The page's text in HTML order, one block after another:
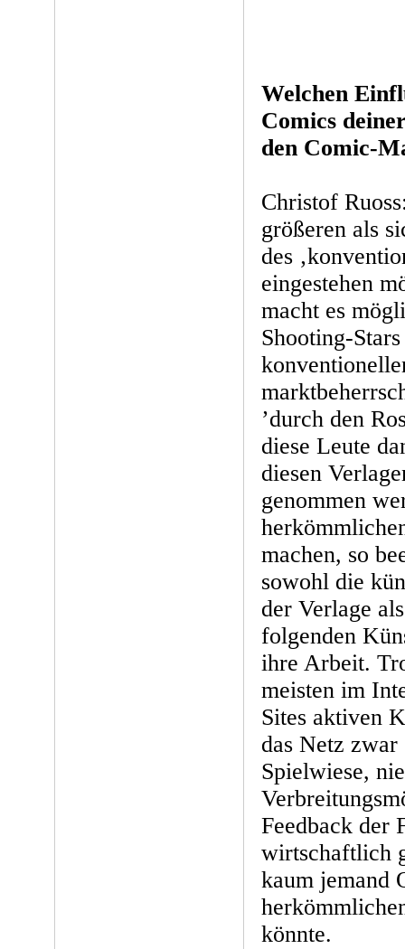
Welchen
Comics
den Comic-
Christof
größeren als
des
eingestehen
macht es
Shooting-
’durch den
diese Leute
diesen
genommen
machen, so
sowohl die
der Verlage
folgenden
ihre Arbeit.
meisten im
Sites aktiven
das Netz zwar
Spielwiese,
Feedback der
wirtschaftlich
kaum jemand
könnte.